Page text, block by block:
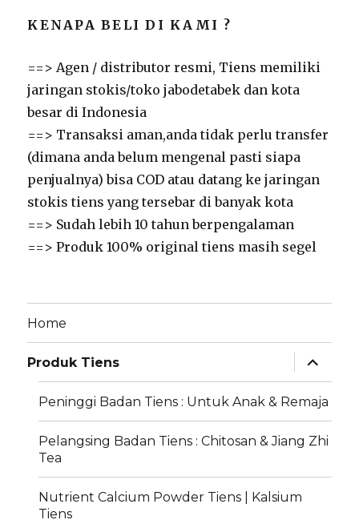
KENAPA BELI DI KAMI ?
==> Agen / distributor resmi, Tiens memiliki
jaringan stokis/toko jabodetabek dan kota
besar di Indonesia
==> Transaksi aman,anda tidak perlu transfer
(dimana anda belum mengenal pasti siapa
penjualnya) bisa COD atau datang ke jaringan
stokis tiens yang tersebar di banyak kota
==> Sudah lebih 10 tahun berpengalaman
==> Produk 100% original tiens masih segel
Home
Produk Tiens
expand
child
menu
Peninggi Badan Tiens : Untuk Anak & Remaja
Pelangsing Badan Tiens : Chitosan & Jiang Zhi
Tea
Nutrient Calcium Powder Tiens | Kalsium
Tiens